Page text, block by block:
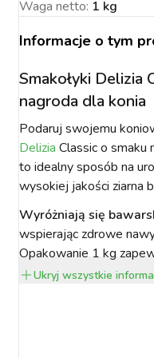
DO
DLA
KONIA
ROŚLIN
DO
PSY
Waga netto: 1 kg
Informacje o tym
Smakołyki Delizia
nagroda dla konia
Podaruj swojemu
Delizia Classic o smaku
to idealny sposób na
wysokiej jakości ziarna
Wyróżniają się
wspierając zdrowe
Opakowanie 1 kg
Ukryj wszystkie